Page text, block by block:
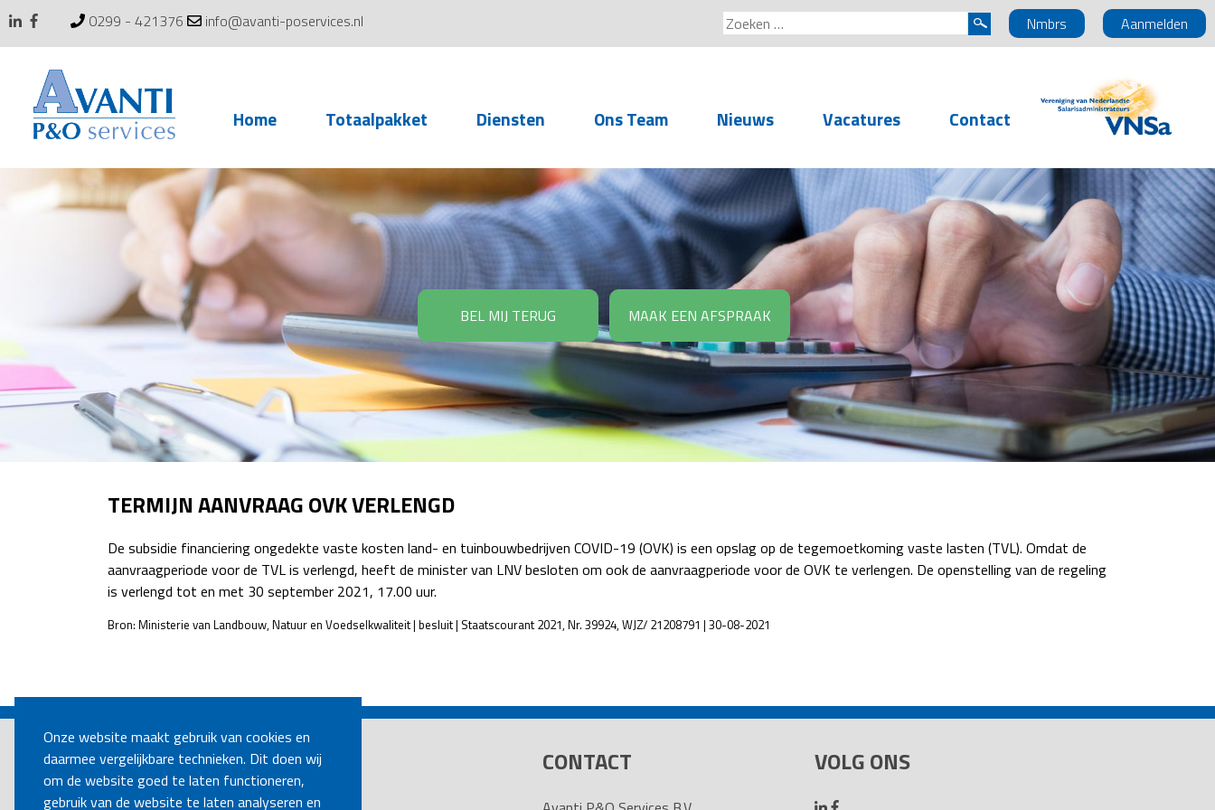
Onze website maakt gebruik van cookies en
daarmee vergelijkbare technieken. Dit doen wij
om de website goed te laten functioneren,
gebruik van de website te laten analyseren en
0299 - 421376 info@avanti-poservices.nl Aanmelden
Nmbrs
Zoeken
naar:
Home Totaalpakket Diensten
Service voor
accountants- en
administratiekantoren
Arbeidsrechtelijke
Advisering
Salarisadministratie
Personeelsadministratie
Detachering
Ons Team Nieuws Vacatures Contact
BEL MIJ TERUG MAAK EEN AFSPRAAK
TERMIJN AANVRAAG OVK VERLENGD
De subsidie financiering ongedekte vaste kosten land- en tuinbouwbedrijven COVID-19 (OVK) is een opslag op de tegemoetkoming vaste lasten (TVL). Omdat de
aanvraagperiode voor de TVL is verlengd, heeft de minister van LNV besloten om ook de aanvraagperiode voor de OVK te verlengen. De openstelling van de regeling
is verlengd tot en met 30 september 2021, 17.00 uur.
Bron: Ministerie van Landbouw, Natuur en Voedselkwaliteit | besluit | Staatscourant 2021, Nr. 39924, WJZ/ 21208791 | 30-08-2021
NAVIGATION
CONTACT
VOLG ONS